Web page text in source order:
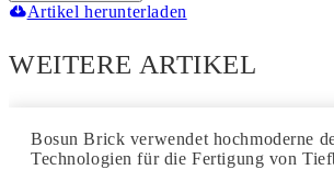
Artikel herunterladen
WEITERE ARTIKEL
Bosun Brick verwendet hochmoderne
Technologien für die Fertigung von